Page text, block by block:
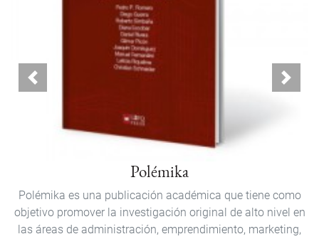
Polémika
Polémika es una publicación académica que tiene como
objetivo promover la investigación original de alto nivel en
las áreas de administración, emprendimiento, marketing,
Anterior